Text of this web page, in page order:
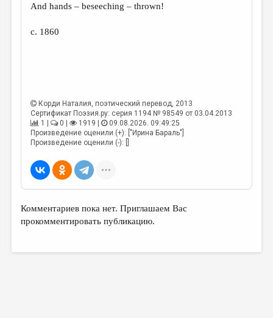
РЕДКОЛЛЕГИЯ
ОТ РЕДАКЦИИ
КУЛЬТУРОВЕДЕНИЕ
ПУБЛИЦИСТИКА
ЦИКЛЫ ПУБЛИКАЦИЙ
МЕДИА
And hands – beseeching – thrown!
c. 1860
Корди Наталия, поэтический перевод, 2013
Сертификат Поэзия.ру: серия 1194 № 98549 от 03.04.2013
1 |
0 | 1919 |
09.08.2026. 09:49:25
Произведение оценили (+): ["Ирина Бараль"]
Произведение оценили (-): []
Комментариев пока нет. Приглашаем Вас
прокомментировать публикацию.